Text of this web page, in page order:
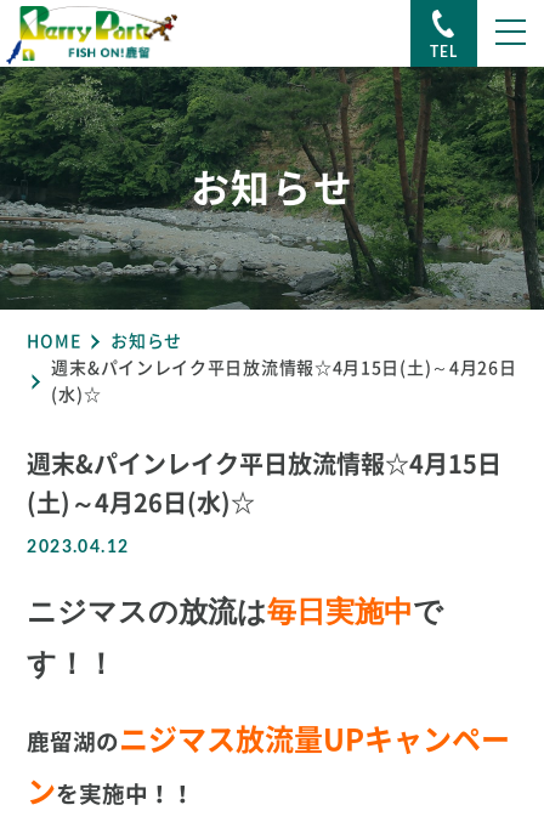
TEL
お知らせ
HOME
お知らせ
週末&パインレイク平日放流情報☆4月15日(土)～4月26日
(水)☆
週末&パインレイク平日放流情報☆4月15日
(土)～4月26日(水)☆
2023.04.12
ニジマスの放流は毎日実施中で
す！！
鹿留湖のニジマス放流量UPキャンペー
ンを実施中！！